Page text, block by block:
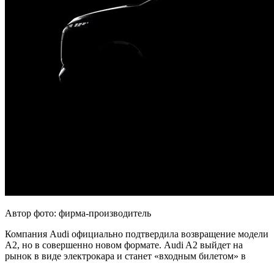
Автор фото: фирма-производитель
Компания Audi официально подтвердила возвращение модели
A2, но в совершенно новом формате. Audi A2 выйдет на
рынок в виде электрокара и станет «входным билетом» в